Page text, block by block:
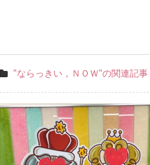
"ならっきい，ＮＯＷ"の関連記事